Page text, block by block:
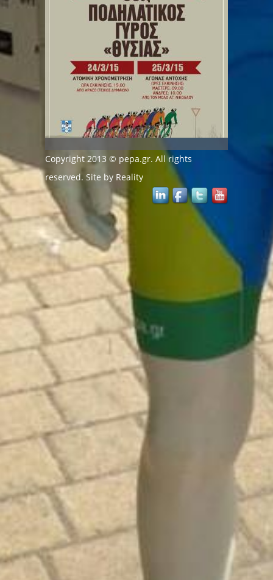
Copyright 2013 © pepa.gr. All rights
reserved. Site by Reality